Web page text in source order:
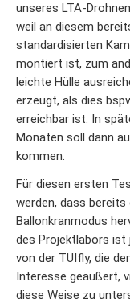
unseres LTA-
weil an diesem
standardisierten
montiert ist, zum
leichte Hülle
erzeugt, als dies
erreichbar ist. In
Monaten soll dann
kommen.
Für diesen ersten
werden, dass bereits
Ballonkranmodus
des Projektlabors ist
von der TUIfly, die
Interesse geäußert,
diese Weise zu